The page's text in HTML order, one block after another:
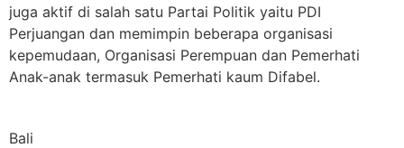
juga aktif di salah satu Partai Politik yaitu PDI
Perjuangan dan memimpin beberapa organisasi
kepemudaan, Organisasi Perempuan dan Pemerhati
Anak-anak termasuk Pemerhati kaum Difabel.
Bali